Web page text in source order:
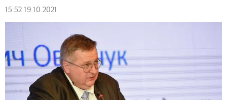
15:52 19.10.2021